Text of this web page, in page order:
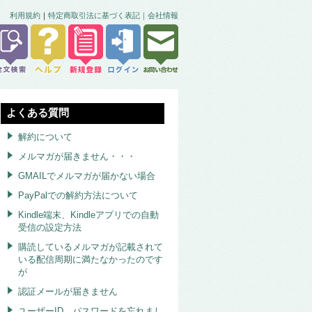
利用規約 ｜ 特定商取引法に基づく表記｜ 会社情報
よくある質問
解約について
メルマガが届きません・・・
GMAILでメルマガが届かない場合
PayPalでの解約方法について
Kindle端末、Kindleアプリでの自動
受信の設定方法
購読しているメルマガが記載されて
いる配信周期に満たなかったのです
が
認証メールが届きません